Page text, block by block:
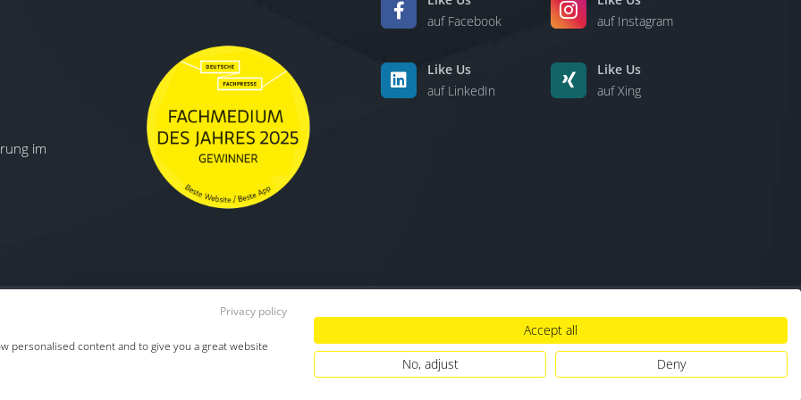
im
auf Facebook
auf Instagram
Like Us
auf LinkedIn
Like Us
auf Xing
Datenschutz Impressum Hinweisgebersystem
Privacy policy
personalised content and to give you a great website
Accept all
No, adjust
Deny